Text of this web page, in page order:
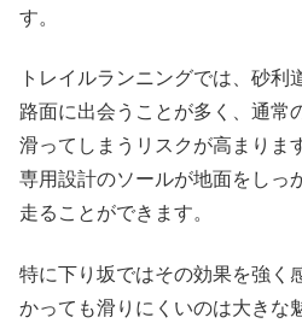
す。
トレイルランニングでは、砂利
路面に出会うことが多く、通常
滑ってしまうリスクが高まりま
専用設計のソールが地面をしっ
走ることができます。
特に下り坂ではその効果を強く
かっても滑りにくいのは大きな